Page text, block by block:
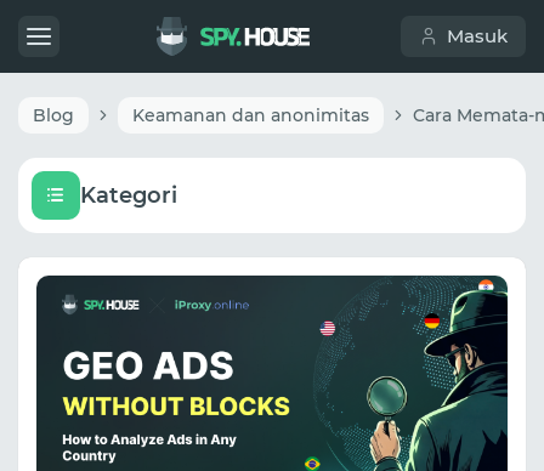
Masuk
Blog Keamanan dan anonimitas
Kategori